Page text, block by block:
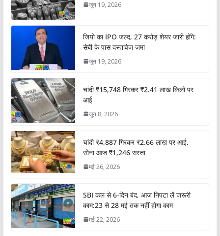
जून 19, 2026
जियो का IPO जल्द, 27 करोड़ शेयर जारी होंगे:
सेबी के पास दस्तावेज जमा
जून 19, 2026
चांदी ₹15,748 गिरकर ₹2.41 लाख किलो पर
आई
जून 8, 2026
चांदी ₹4,887 गिरकर ₹2.66 लाख पर आई,
सोना आज ₹1,246 सस्ता
मई 26, 2026
SBI कल से 6-दिन बंद, आज निपटा लें जरूरी
काम:23 से 28 मई तक नहीं होगा काम
मई 22, 2026